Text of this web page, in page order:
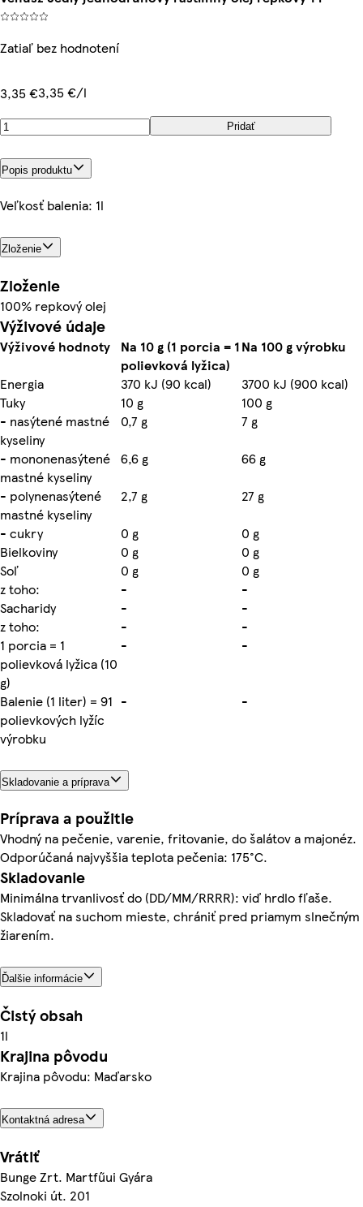
Zatiaľ bez hodnotení
3,35 €3,35 €/l
Pridať
Popis produktu
Veľkosť balenia: 1l
Zloženie
Zloženie
100% repkový olej
Výživové údaje
Výživové hodnoty
Na 10 g (1 porcia = 1
polievková lyžica)
Na 100 g výrobku
Energia
370 kJ (90 kcal)
3700 kJ (900 kcal)
Tuky
10 g
100 g
- nasýtené mastné
kyseliny
0,7 g
7 g
- mononenasýtené
mastné kyseliny
6,6 g
66 g
- polynenasýtené
mastné kyseliny
2,7 g
27 g
- cukry
0 g
0 g
Bielkoviny
0 g
0 g
Soľ
0 g
0 g
z toho:
-
-
Sacharidy
-
-
z toho:
-
-
1 porcia = 1
polievková lyžica (10
g)
- -
Balenie (1 liter) = 91
polievkových lyžíc
výrobku
- -
Skladovanie a príprava
Príprava a použitie
Vhodný na pečenie, varenie, fritovanie, do šalátov a majonéz.
Odporúčaná najvyššia teplota pečenia: 175°C.
Skladovanie
Minimálna trvanlivosť do (DD/MM/RRRR): viď hrdlo fľaše.
Skladovať na suchom mieste, chrániť pred priamym slnečným
žiarením.
Ďalšie informácie
Čistý obsah
1l
Krajina pôvodu
Krajina pôvodu: Maďarsko
Kontaktná adresa
Vrátiť
Bunge Zrt. Martfűui Gyára
Szolnoki út. 201